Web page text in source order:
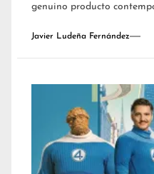
genuino producto
Javier Ludeña Fernández